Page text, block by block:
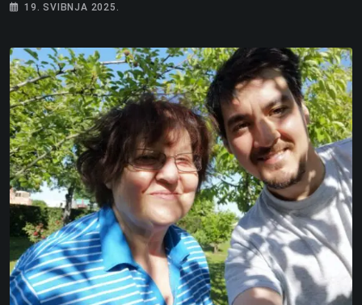
19. SVIBNJA 2025.